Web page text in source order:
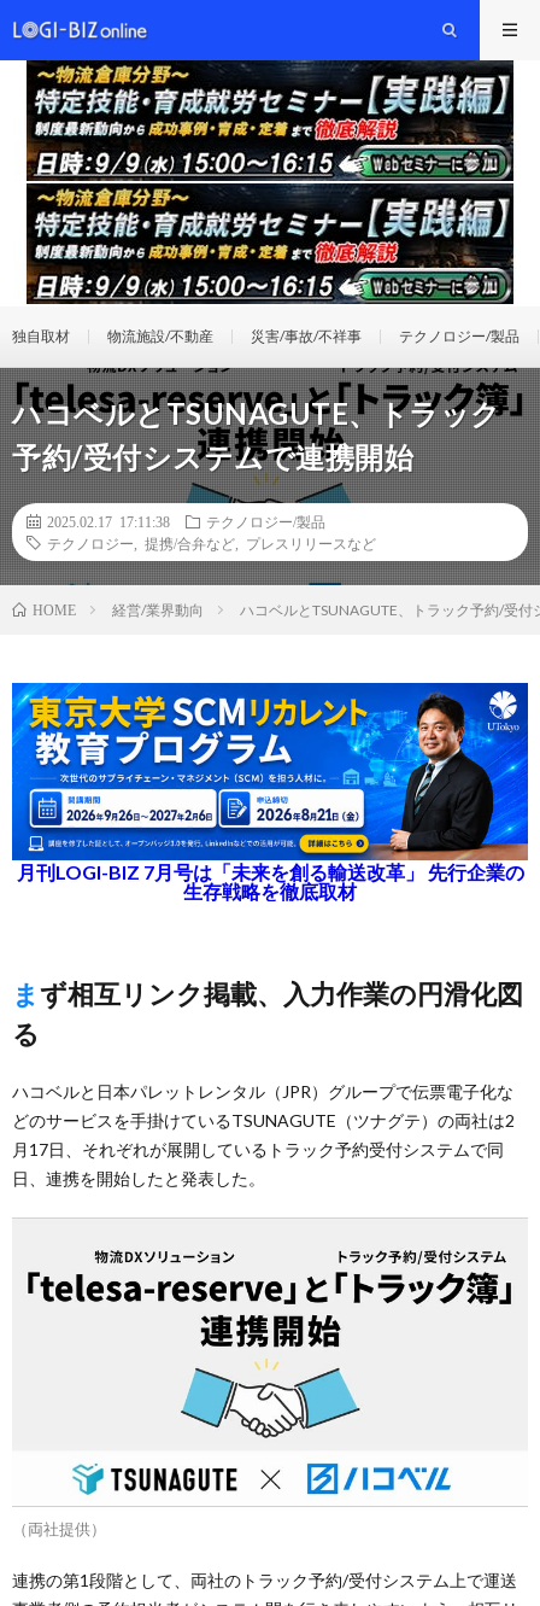
独自取材 物流施設/不動産 災害/事故/不祥事 テクノロジー/製品
ハコベルとTSUNAGUTE、トラック
予約/受付システムで連携開始
2025.02.17 17:11:38
テクノロジー/製品
テクノロジー
提携/合弁など プレスリリースなど
HOME 経営/業界動向 ハコベルとTSUNAGUTE、トラック予約/受付
月刊LOGI-BIZ 7月号は「未来を創る輸送改革」 先行企業の
生存戦略を徹底取材
まず相互リンク掲載、入力作業の円滑化図
る
ハコベルと日本パレットレンタル（JPR）グループで伝票電子化な
どのサービスを手掛けているTSUNAGUTE（ツナグテ）の両社は2
月17日、それぞれが展開しているトラック予約受付システムで同
日、連携を開始したと発表した。
（両社提供）
連携の第1段階として、両社のトラック予約/受付システム上で運送